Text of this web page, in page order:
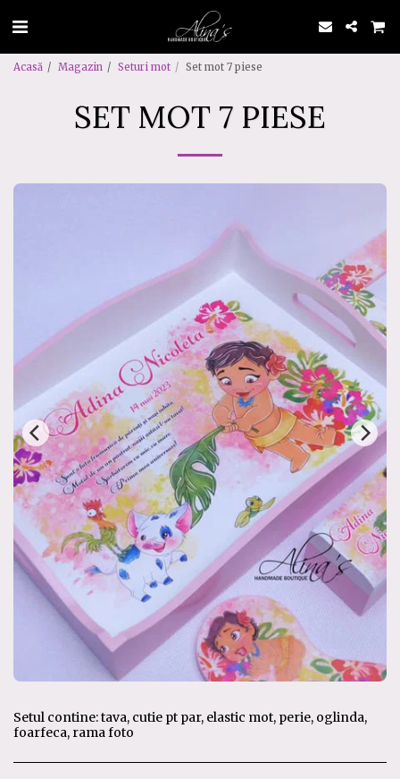
Acasă Magazin Seturi mot Set mot 7 piese
SET MOT 7 PIESE
Setul contine: tava, cutie pt par, elastic mot, perie, oglinda,
foarfeca, rama foto